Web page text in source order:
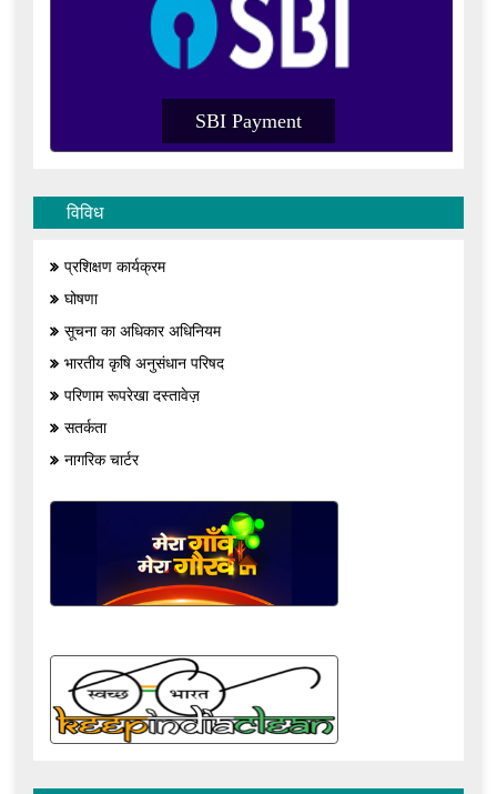
विविध
प्रशिक्षण कार्यक्रम
घोषणा
सूचना का अधिकार अधिनियम
भारतीय कृषि अनुसंधान परिषद
परिणाम रूपरेखा दस्तावेज़
सतर्कता
नागरिक चार्टर